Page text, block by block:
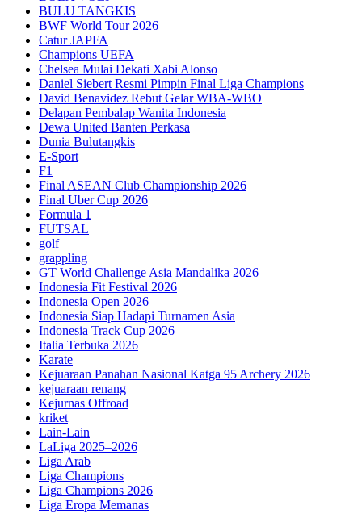
BULU TANGKIS
BWF World Tour 2026
Catur JAPFA
Champions UEFA
Chelsea Mulai Dekati Xabi Alonso
Daniel Siebert Resmi Pimpin Final Liga Champions
David Benavidez Rebut Gelar WBA-WBO
Delapan Pembalap Wanita Indonesia
Dewa United Banten Perkasa
Dunia Bulutangkis
E-Sport
F1
Final ASEAN Club Championship 2026
Final Uber Cup 2026
Formula 1
FUTSAL
golf
grappling
GT World Challenge Asia Mandalika 2026
Indonesia Fit Festival 2026
Indonesia Open 2026
Indonesia Siap Hadapi Turnamen Asia
Indonesia Track Cup 2026
Italia Terbuka 2026
Karate
Kejuaraan Panahan Nasional Katga 95 Archery 2026
kejuaraan renang
Kejurnas Offroad
kriket
Lain-Lain
LaLiga 2025–2026
Liga Arab
Liga Champions
Liga Champions 2026
Liga Eropa Memanas